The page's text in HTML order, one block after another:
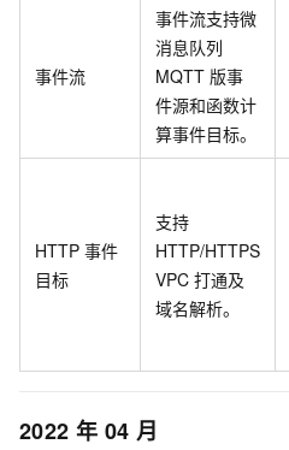
事件流
事件流支持微
消息队列
MQTT 版事
件源和函数计
算事件目标。
HTTP 事件
目标
支持
HTTP/HTTPS
VPC 打通及
域名解析。
2022 年 04 月